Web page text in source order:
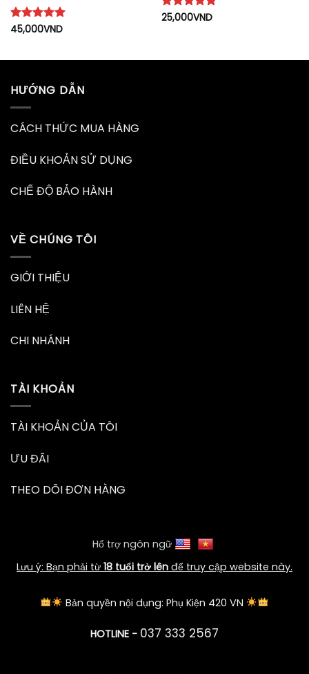
Được xếp
45,000VND
Được xếp
25,000VND
HƯỚNG DẪN
CÁCH THỨC MUA HÀNG
ĐIỀU KHOẢN SỬ DỤNG
CHẾ ĐỘ BẢO HÀNH
VỀ CHÚNG TÔI
GIỚI THIỆU
LIÊN HỆ
CHI NHÁNH
TÀI KHOẢN
TÀI KHOẢN CỦA TÔI
ƯU ĐÃI
THEO DÕI ĐƠN HÀNG
Hổ trợ ngôn ngữ
Lưu ý: Bạn phải từ 18 tuổi trở lên để truy cập website này.
Bản quyền nội dụng: Phụ Kiện 420 VN
HOTLINE - 037 333 2567